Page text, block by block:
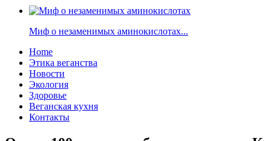
Миф о незаменимых аминокислотах...
Home
Этика веганства
Новости
Экология
Здоровье
Веганская кухня
Контакты